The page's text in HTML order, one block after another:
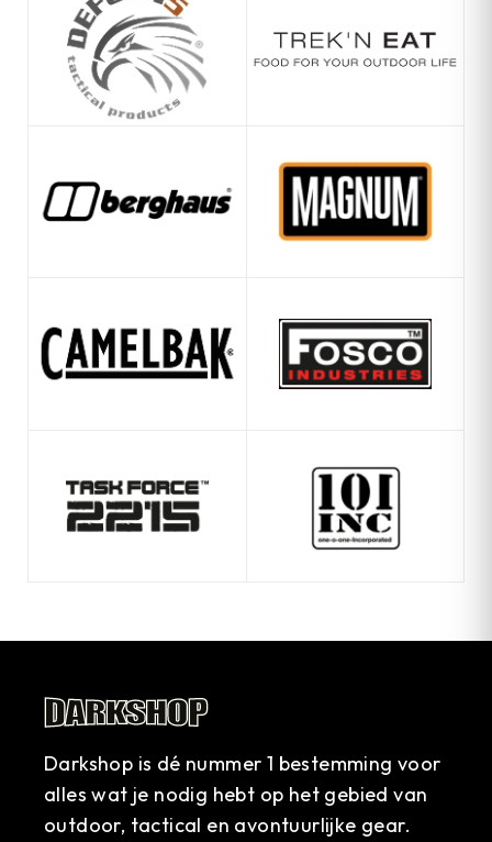
Darkshop is dé nummer 1 bestemming voor
alles wat je nodig hebt op het gebied van
outdoor, tactical en avontuurlijke gear.